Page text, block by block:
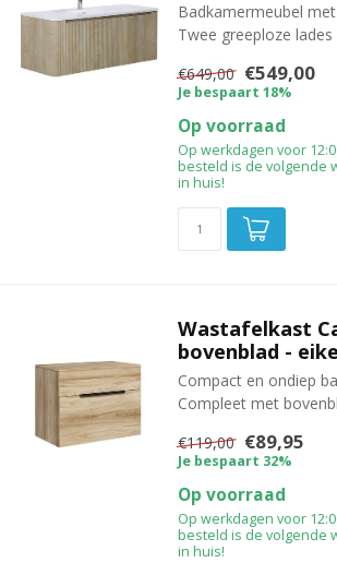
Badkamermeubel
Twee greeploze
€649,00 €549,00
Je bespaart 18%
Op voorraad
Op werkdagen voor
besteld is de volgende
in huis!
Wastafelkast
bovenblad -
Compact en ondiep
Compleet met
€119,00 €89,95
Je bespaart 32%
Op voorraad
Op werkdagen voor
besteld is de volgende
in huis!